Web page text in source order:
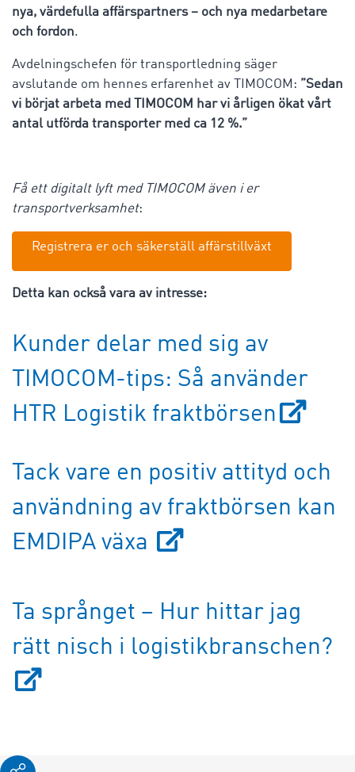
nya, värdefulla affärspartners – och nya medarbetare
och fordon.
Avdelningschefen för transportledning säger
avslutande om hennes erfarenhet av TIMOCOM: ”Sedan
vi börjat arbeta med TIMOCOM har vi årligen ökat vårt
antal utförda transporter med ca 12 %.”
Få ett digitalt lyft med TIMOCOM även i er
transportverksamhet:
Registrera er och säkerställ affärstillväxt
Detta kan också vara av intresse:
Kunder delar med sig av
TIMOCOM-tips: Så använder
HTR Logistik fraktbörsen
Tack vare en positiv attityd och
användning av fraktbörsen kan
EMDIPA växa
Ta språnget – Hur hittar jag
rätt nisch i logistikbranschen?